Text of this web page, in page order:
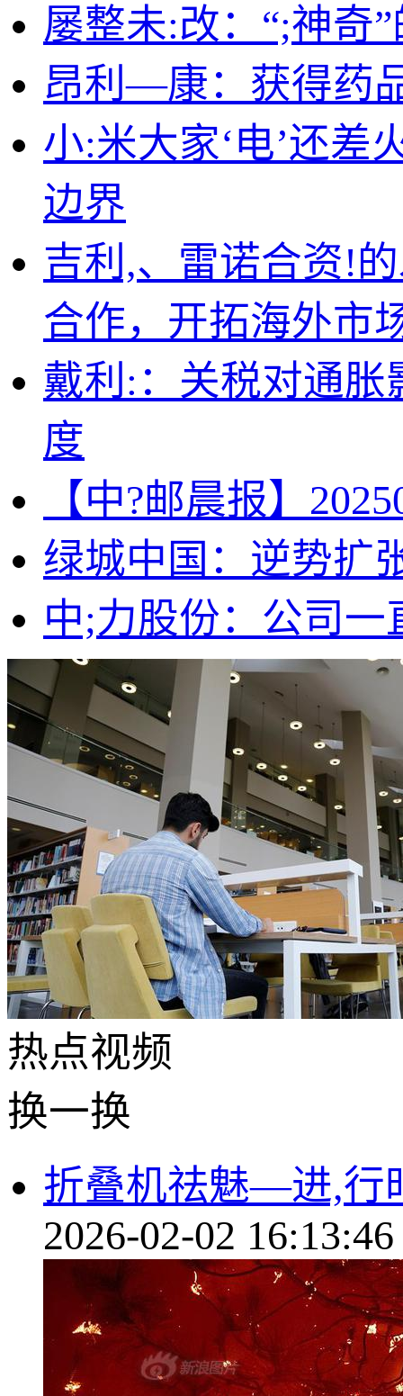
屡整未:改：“;神奇
昂利—康：获得药
小:米大家‘电’还差
边界
吉利,、雷诺合资!
合作，开拓海外市
戴利:：关税对通
度
【中?邮晨报】
绿城中国：逆势扩
中;力股份：公司
热点视频
换一换
折叠机祛魅—进,行
2026-02-02 16:13:46